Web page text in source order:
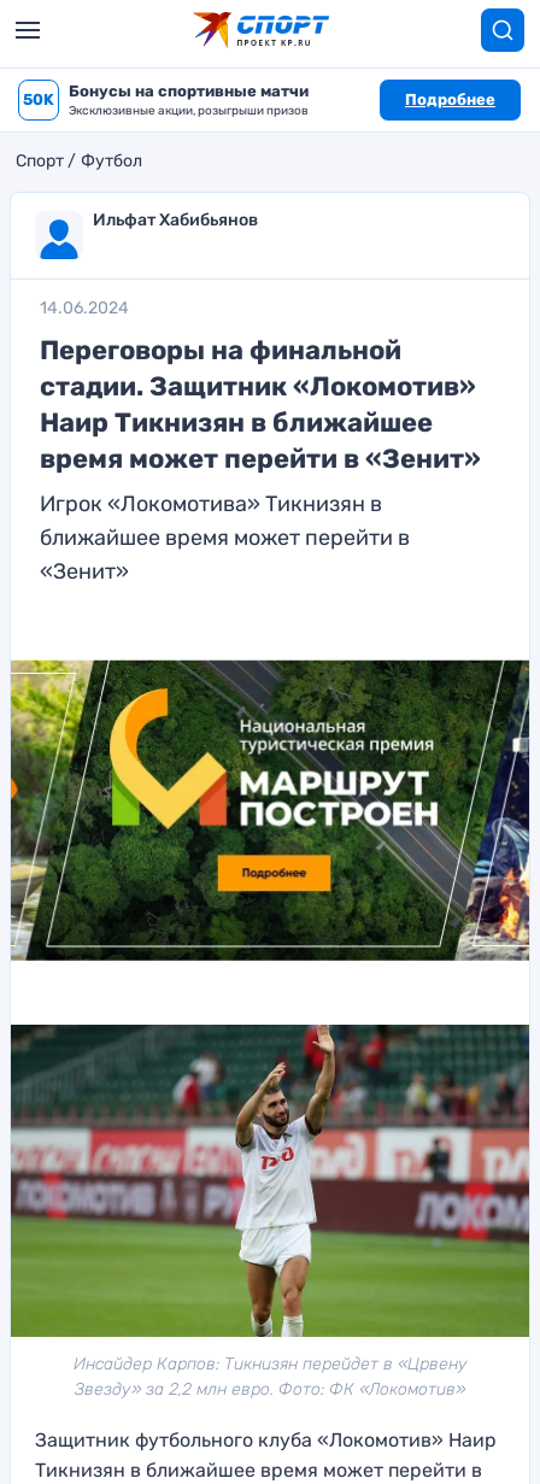
50K Бонусы на спортивные матчи
Эксклюзивные акции, розыгрыши призов
Подробнее
Спорт Футбол
Ильфат Хабибьянов
14.06.2024
Переговоры на финальной
стадии. Защитник «Локомотив»
Наир Тикнизян в ближайшее
время может перейти в «Зенит»
Игрок «Локомотива» Тикнизян в
ближайшее время может перейти в
«Зенит»
Инсайдер Карпов: Тикнизян перейдет в «Црвену
Звезду» за 2,2 млн евро. Фото: ФК «Локомотив»
Защитник футбольного клуба «Локомотив» Наир
Тикнизян в ближайшее время может перейти в